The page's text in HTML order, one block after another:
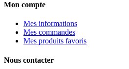
Mon compte
Mes informations
Mes commandes
Mes produits favoris
Nous contacter